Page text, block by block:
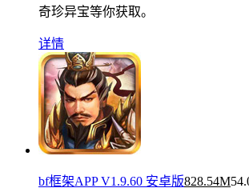
奇珍异宝等你获取。
详情
bf框架APP V1.9.60 安卓版828.54M